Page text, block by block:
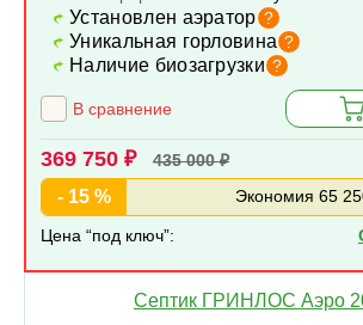
Установлен аэратор ?
Уникальная горловина ?
Наличие биозагрузки ?
В сравнение
369 750 ₽ 435 000 ₽
- 15 % Экономия 65
Цена “под ключ”:
Септик ГРИНЛОС Аэро